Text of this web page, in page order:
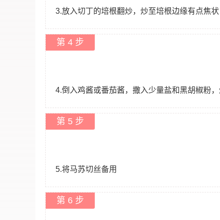
3.放入切丁的培根翻炒，炒至培根边缘有点焦状
第 4 步
4.倒入鸡酱或番茄酱，撒入少量盐和黑胡椒粉
第 5 步
5.将马苏切丝备用
第 6 步